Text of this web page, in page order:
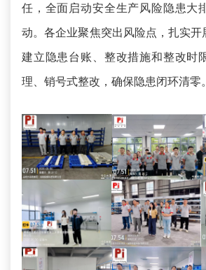
任，全面启动安全生产风险隐患大
动。各企业聚焦突出风险点，扎实开
建立隐患台账、整改措施和整改时
理、销号式整改，确保隐患闭环清零。